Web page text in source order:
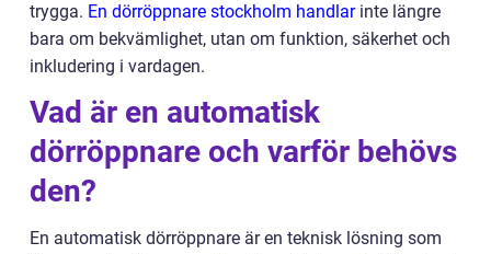
trygga. En dörröppnare stockholm handlarinte längre
bara om bekvämlighet, utan om funktion, säkerhet och
inkludering i vardagen.
Vad är en automatisk
dörröppnare och varför behövs
den?
En automatisk dörröppnare är en teknisk lösning som